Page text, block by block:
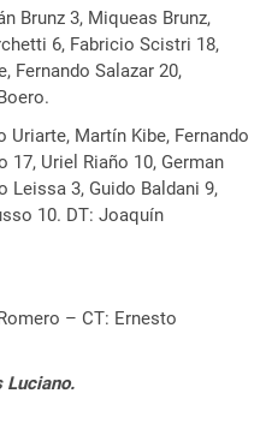
Brunz 3, Miqueas Brunz,
6, Fabricio Scistri 18,
Fernando Salazar 20,
Uriarte, Martín Kibe, Fernando
Uriel Riaño 10, German
Leissa 3, Guido Baldani 9,
10. DT: Joaquín
– CT: Ernesto
Luciano.